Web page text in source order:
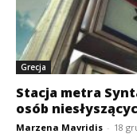
Grecja
Stacja metra
osób
Marzena Mavridis - 18